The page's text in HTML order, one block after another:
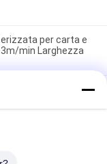
per carta e
min Larghezza
automatica
e film con
verticali